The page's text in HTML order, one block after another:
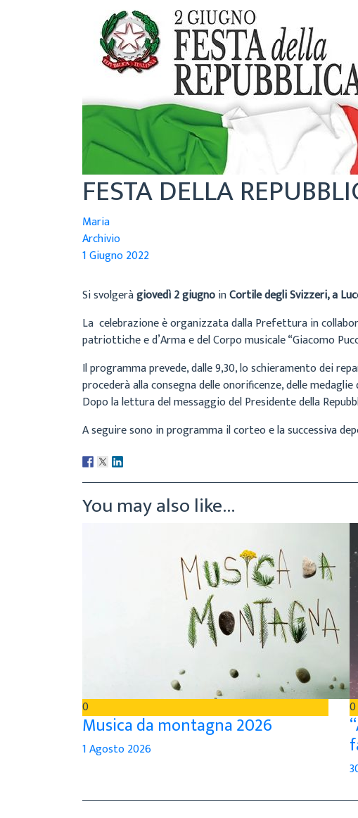
FESTA DELLA
Maria
Archivio
1 Giugno 2022
Si svolgeràgiovedì 2 giugnoinCortile degli Svizzeri, a
La celebrazione è organizzata dalla Prefettura in
patriottiche e d’Arma e del Corpo musicale “Giacomo
Il programma prevede, dalle 9,30, lo schieramento dei
procederà alla consegna delle onorificenze, delle
Dopo la lettura del messaggio del Presidente della
A seguire sono in programma il corteo e la successiva
You may also like...
0
Musica da montagna 2026
1 Agosto 2026
0